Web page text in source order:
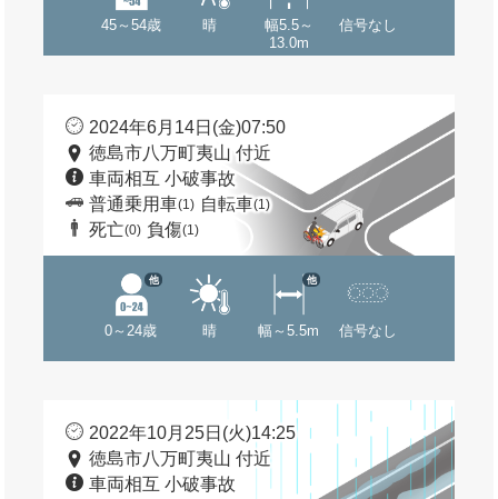
45～54歳 晴
幅5.5～
13.0m
信号なし
2024年6月14日(金)07:50
徳島市八万町夷山 付近
車両相互 小破事故
普通乗用車(1) 自転車(1)
死亡(0) 負傷(1)
0～24歳
他
晴 幅～5.5m
他
信号なし
2022年10月25日(火)14:25
徳島市八万町夷山 付近
車両相互 小破事故